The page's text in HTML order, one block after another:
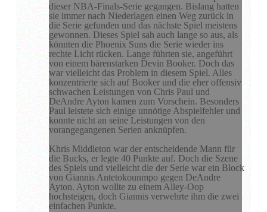
dieser NBA-Finals-Serie gegangen. Bislang hatten
sie immer nach Niederlagen einen Weg zurück in
die Serie gefunden und das nächste Spiel meistens
gewonnen. Dieses Spiel sah auch lange so aus, als
könnten die Phoenix Suns die Serie wieder ins
rechte Licht rücken. Lange führten sie, angeführt
von einem bärenstarken Devin Booker. Doch das
war vielleicht das Problem in diesem Spiel. Alles
konzentrierte sich auf Booker und die eher offensiv
schwachen Leistungen von Chris Paul und
DeAndre Ayton kamen zum Vorschein. Besonders
Paul leistete sich einige unnötige Abspielfehler und
konnte nicht an seine Leistungen von den
vorangegangenen Serien anknüpfen.
Khris Middleton war der entscheidende Mann für
die Bucks, er legte 40 Punkte auf. Doch die Szene
des Spiels und vielleicht die der Serie war ein Block
von Giannis Antetokounmpo gegen DeAndre
Ayton. Ayton wollte zu einem Alley-Oop
hochsteigen, doch Giannis verwehrte ihm die zwei
einfachen Punkte.